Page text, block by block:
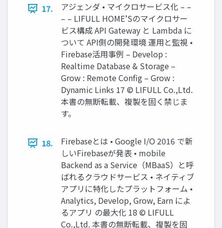
17.
アジェンダ • マイクロサービス化 – –
– – LIFULL HOME’Sのマイクロサー
ビス構成 API Gateway と Lambda に
ついて API側の開発環境 運用と監視 •
Firebase活用事例 – Develop :
Realtime Database & Storage –
Grow : Remote Config – Grow :
Dynamic Links 17 © LIFULL Co.,Ltd.
本書の無断転載、複製を固く禁じま
す。
18.
Firebaseとは • Google I/O 2016 で新
しいFirebaseが発表 • mobile
Backend as a Service（MBaaS）と呼
ばれるクラウドサービス • ネイティブ
アプリに特化したプラットフォーム •
Analytics, Develop, Grow, Earn によ
るアプリ の最大化 18 © LIFULL
Co.,Ltd. 本書の無断転載、複製を固